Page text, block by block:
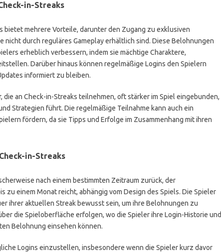
in-Streaks
bietet mehrere Vorteile, darunter den Zugang zu exklusiven
nicht durch reguläres Gameplay erhältlich sind. Diese Belohnungen
erheblich verbessern, indem sie mächtige Charaktere,
Darüber hinaus können regelmäßige Logins den Spielern
informiert zu bleiben.
die an Check-in-Streaks teilnehmen, oft stärker im Spiel eingebunden,
Strategien führt. Die regelmäßige Teilnahme kann auch ein
fördern, da sie Tipps und Erfolge im Zusammenhang mit ihren
in-Streaks
nach einem bestimmten Zeitraum zurück, der
zu einem Monat reicht, abhängig vom Design des Spiels. Die Spieler
ihrer aktuellen Streak bewusst sein, um ihre Belohnungen zu
die Spieloberfläche erfolgen, wo die Spieler ihre Login-Historie und
Belohnung einsehen können.
Logins einzustellen, insbesondere wenn die Spieler kurz davor